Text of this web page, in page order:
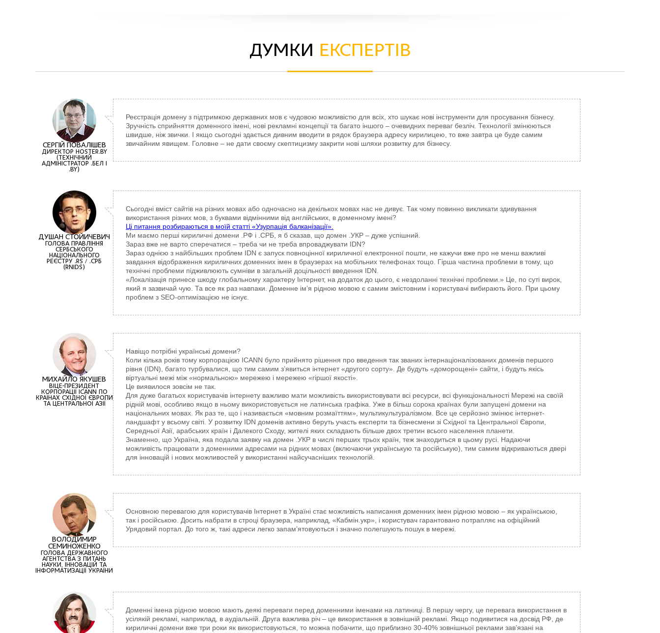
Думки експертів
СЕРГІЙ ПОВАЛІШЕВ
ДИРЕКТОР HOSTER.BY
(ТЕХНІЧНИЙ
АДМІНІСТРАТОР .БЕЛ І
.BY)
Реєстрація домену з підтримкою державних мов є чудовою можливістю для всіх, хто шукає нові інструменти для просування бізнесу.
Зручність сприйняття доменного імені, нові рекламні концепції та багато іншого – очевидних переваг безліч. Технології змінюються
швидше, ніж звички. І якщо сьогодні здається дивним вводити в рядок браузера адресу кирилицею, то вже завтра це буде самим
звичайним явищем. Головне – не дати своєму скептицизму закрити нові шляхи розвитку для бізнесу.
ДУШАН СТОЙИЧЕВИЧ
ГОЛОВА ПРАВЛІННЯ
СЕРБСЬКОГО
НАЦІОНАЛЬНОГО
РЕЄСТРУ .RS / .СРБ
(RNIDS)
Сьогодні вміст сайтів на різних мовах або одночасно на декількох мовах нас не дивує. Так чому повинно викликати здивування
використання різних мов, з буквами відмінними від англійських, в доменному імені?
Ці питання розбираються в моїй статті «Узурпація балканізації».
Ми маємо перші кириличні домени .РФ і .СРБ, я б сказав, що домен .УКР – дуже успішний.
Зараз вже не варто сперечатися – треба чи не треба впроваджувати IDN?
Зараз однією з найбільших проблем IDN є запуск повноцінної кириличної електронної пошти, не кажучи вже про не менш важливі
завдання відображення кириличних доменних імен в браузерах на мобільних телефонах тощо. Гірша частина проблеми в тому, що
технічні проблеми підживлюють сумніви в загальній доцільності введення IDN.
«Локалізація принесе шкоду глобальному характеру Інтернет, на додаток до цього, є нездоланні технічні проблеми.» Це, по суті вирок,
який я зазвичай чую. Та все як раз навпаки. Доменне ім’я рідною мовою є самим змістовним і користувачі вибирають його. При цьому
проблем з SEO-оптимізацією не існує.
МИХАЙЛО ЯКУШЕВ
ВІЦЕ-ПРЕЗИДЕНТ
КОРПОРАЦІЇ ICANN ПО
КРАЇНАХ СХІДНОЇ ЄВРОПИ
ТА ЦЕНТРАЛЬНОЇ АЗІЇ
Навіщо потрібні українські домени?
Коли кілька років тому корпорацією ICANN було прийнято рішення про введення так званих інтернаціоналізованих доменів першого
рівня (IDN), багато турбувалися, що тим самим з’явиться інтернет «другого сорту». Де будуть «доморощені» сайти, і будуть якісь
віртуальні межі між «нормальною» мережею і мережею «гіршої якості».
Це виявилося зовсім не так.
Для дуже багатьох користувачів інтернету важливо мати можливість використовувати всі ресурси, всі функціональності Мережі на своїй
рідній мові, особливо якщо в ньому використовується не латинська графіка. Уже в більш сорока країнах були запущені домени на
національних мовах. Як раз те, що і називається «мовним розмаїттям», мультикультуралізмом. Все це серйозно змінює інтернет-
ландшафт у всьому світі. У розвитку IDN доменів активно беруть участь експерти та бізнесмени зі Східної та Центральної Європи,
Середньої Азії, арабських країн і Далекого Сходу, жителі яких складають більше двох третин всього населення планети.
Знаменно, що Україна, яка подала заявку на домен .УКР в числі перших трьох країн, теж знаходиться в цьому русі. Надаючи
можливість працювати з доменними адресами на рідних мовах (включаючи українськую та російськую), тим самим відкриваються двері
для інновацій і нових можливостей у використанні найсучасніших технологій.
ВОЛОДИМИР
СЕМИНОЖЕНКО
ГОЛОВА ДЕРЖАВНОГО
АГЕНТСТВА З ПИТАНЬ
НАУКИ, ІННОВАЦІЙ ТА
ІНФОРМАТИЗАЦІЇ УКРАЇНИ
Основною перевагою для користувачів Інтернет в Україні стає можливість написання доменних імен рідною мовою – як українською,
так і російською. Досить набрати в строці браузера, наприклад, «Кабмін.укр», і користувач гарантовано потрапляє на офіційний
Урядовий портал. До того ж, такі адреси легко запам’ятовуються і значно полегшують пошук в мережі.
Доменні імена рідною мовою мають деякі переваги перед доменними іменами на латиниці. В першу чергу, це перевага використання в
усілякій рекламі, наприклад, в аудіальній. Друга важлива річ – це використання в зовнішній рекламі. Якщо подивитися на досвід РФ, де
кириличні домени вже три роки як використовуються, то можна побачити, що приблизно 30-40% зовнішньої реклами зав’язані на